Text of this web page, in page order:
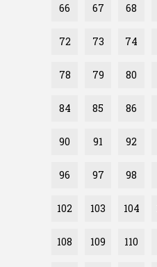
66 67 68
72 73 74
78 79 80
84 85 86
90 91 92
96 97 98
102 103 104
108 109 110